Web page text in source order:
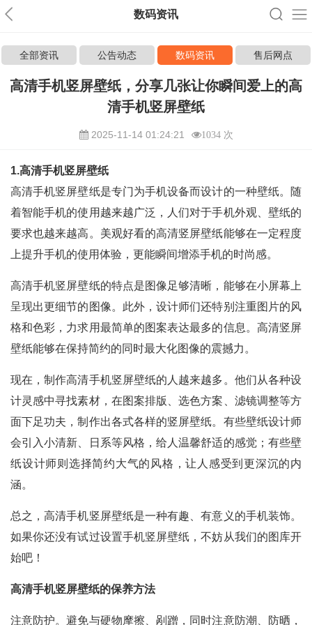
数码资讯
全部资讯 公告动态 数码资讯 售后网点
高清手机竖屏壁纸，分享几张让你瞬间爱上的高
清手机竖屏壁纸
2025-11-14 01:24:21 1034 次
1.高清手机竖屏壁纸
高清手机竖屏壁纸是专门为手机设备而设计的一种壁纸。随
着智能手机的使用越来越广泛，人们对于手机外观、壁纸的
要求也越来越高。美观好看的高清竖屏壁纸能够在一定程度
上提升手机的使用体验，更能瞬间增添手机的时尚感。
高清手机竖屏壁纸的特点是图像足够清晰，能够在小屏幕上
呈现出更细节的图像。此外，设计师们还特别注重图片的风
格和色彩，力求用最简单的图案表达最多的信息。高清竖屏
壁纸能够在保持简约的同时最大化图像的震撼力。
现在，制作高清手机竖屏壁纸的人越来越多。他们从各种设
计灵感中寻找素材，在图案排版、选色方案、滤镜调整等方
面下足功夫，制作出各式各样的竖屏壁纸。有些壁纸设计师
会引入小清新、日系等风格，给人温馨舒适的感觉；有些壁
纸设计师则选择简约大气的风格，让人感受到更深沉的内
涵。
总之，高清手机竖屏壁纸是一种有趣、有意义的手机装饰。
如果你还没有试过设置手机竖屏壁纸，不妨从我们的图库开
始吧！
高清手机竖屏壁纸的保养方法
注意防护。避免与硬物摩擦、剐蹭，同时注意防潮、防晒，